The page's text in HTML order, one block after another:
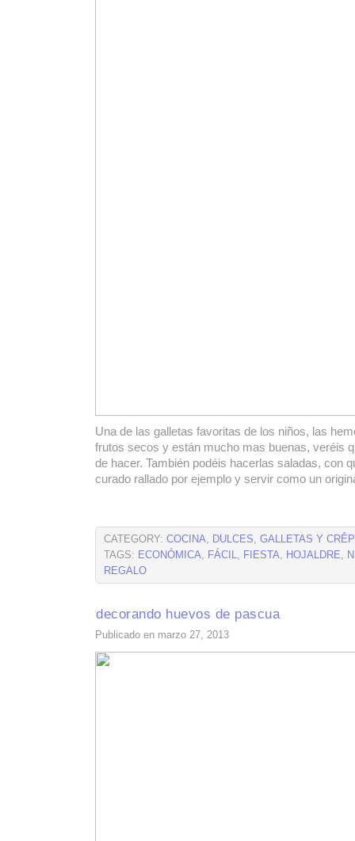
Una de las galletas favoritas de los niños, las
frutos secos y están mucho mas buenas, veréis
de hacer. También podéis hacerlas saladas, con
curado rallado por ejemplo y servir como un
CATEGORY: COCINA, DULCES, GALLETAS Y
TAGS: ECONÓMICA, FÁCIL, FIESTA, HOJALDRE,
REGALO
decorando huevos de pascua
Publicado en marzo 27, 2013